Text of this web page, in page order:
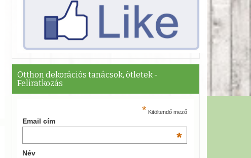
Otthon dekorációs tanácsok, ötletek -
Feliratkozás
* Kitöltendő mező
Email cím
*
Név